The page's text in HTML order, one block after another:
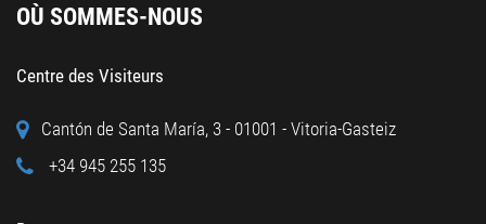
OÙ SOMMES-NOUS
Centre des Visiteurs
Cantón de Santa María, 3 - 01001 - Vitoria-Gasteiz
+34 945 255 135